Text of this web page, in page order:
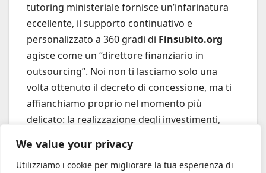
We value your privacy
Utilizziamo i cookie per migliorare la tua esperienza di
tutoring ministeriale fornisce un’infarinatura
eccellente, il supporto continuativo e
personalizzato a 360 gradi di Finsubito.org
agisce come un “direttore finanziario in
outsourcing”. Noi non ti lasciamo solo una
volta ottenuto il decreto di concessione, ma ti
affianchiamo proprio nel momento più
delicato: la realizzazione degli investimenti,
e il rispetto ferreo delle tempistiche.